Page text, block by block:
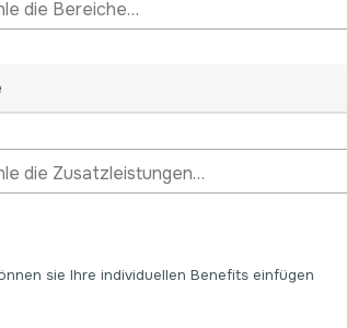
sie Ihre individuellen Benefits einfügen